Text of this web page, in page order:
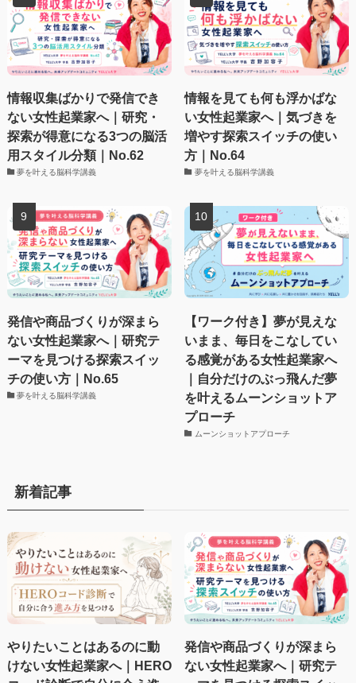
情報収集ばかりで発信でき
ない女性起業家へ｜研究・
探索が得意になる3つの脳活
用スタイル分類｜No.62
夢を叶える脳科学講義
情報を見ても何も浮かばな
い女性起業家へ｜気づきを
増やす探索スイッチの使い
方｜No.64
夢を叶える脳科学講義
発信や商品づくりが深まら
ない女性起業家へ｜研究テ
ーマを見つける探索スイッ
チの使い方｜No.65
夢を叶える脳科学講義
【ワーク付き】夢が見えな
いまま、毎日をこなしてい
る感覚がある女性起業家へ
｜自分だけのぶっ飛んだ夢
を叶えるムーンショットア
プローチ
ムーンショットアプローチ
新着記事
やりたいことはあるのに動
けない女性起業家へ｜HERO
発信や商品づくりが深まら
ない女性起業家へ｜研究テ